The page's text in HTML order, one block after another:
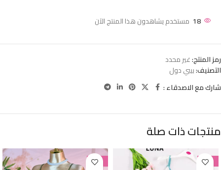
18 مستخدم يشاهدون هذا المنتج الآن
رمز المنتج:غير محدد
التصنيف:بيبي دول
شارك مع الاصدقاء :
منتجات ذات صلة
-38%
-38%